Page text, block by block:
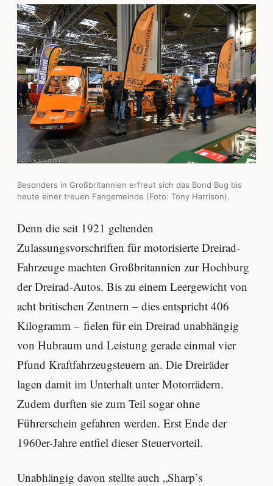
Besonders in Großbritannien erfreut sich das Bond Bug bis
heute einer treuen Fangemeinde (Foto: Tony Harrison).
Denn die seit 1921 geltenden
Zulassungsvorschriften für motorisierte Dreirad-
Fahrzeuge machten Großbritannien zur Hochburg
der Dreirad-Autos. Bis zu einem Leergewicht von
acht britischen Zentnern – dies entspricht 406
Kilogramm – fielen für ein Dreirad unabhängig
von Hubraum und Leistung gerade einmal vier
Pfund Kraftfahrzeugsteuern an. Die Dreiräder
lagen damit im Unterhalt unter Motorrädern.
Zudem durften sie zum Teil sogar ohne
Führerschein gefahren werden. Erst Ende der
1960er-Jahre entfiel dieser Steuervorteil.
Unabhängig davon stellte auch „Sharp’s